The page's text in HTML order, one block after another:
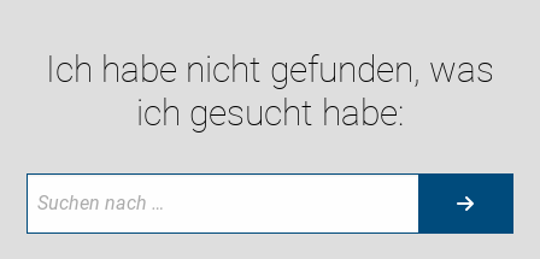
Ich habe nicht gefunden, was
ich gesucht habe: